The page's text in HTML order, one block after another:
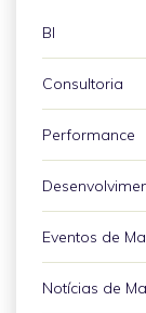
BI
Consultoria
Performance
Eventos de
Notícias de